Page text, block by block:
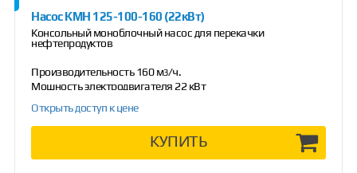
Насос КМН 125-100-160 (22кВт)
Консольный моноблочный насос для перекачки
нефтепродуктов
Производительность 160 м3/ч.
Мощность электродвигателя 22 кВт
Открыть доступ к цене
КУПИТЬ